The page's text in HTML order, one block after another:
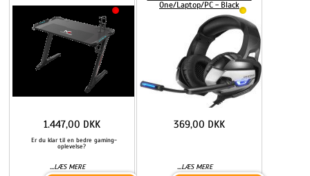
Er du klar til en bedre gaming-
oplevelse?
...LÆS MERE
1.447,00 DKK
One/Laptop/PC - Black
...LÆS MERE
369,00 DKK